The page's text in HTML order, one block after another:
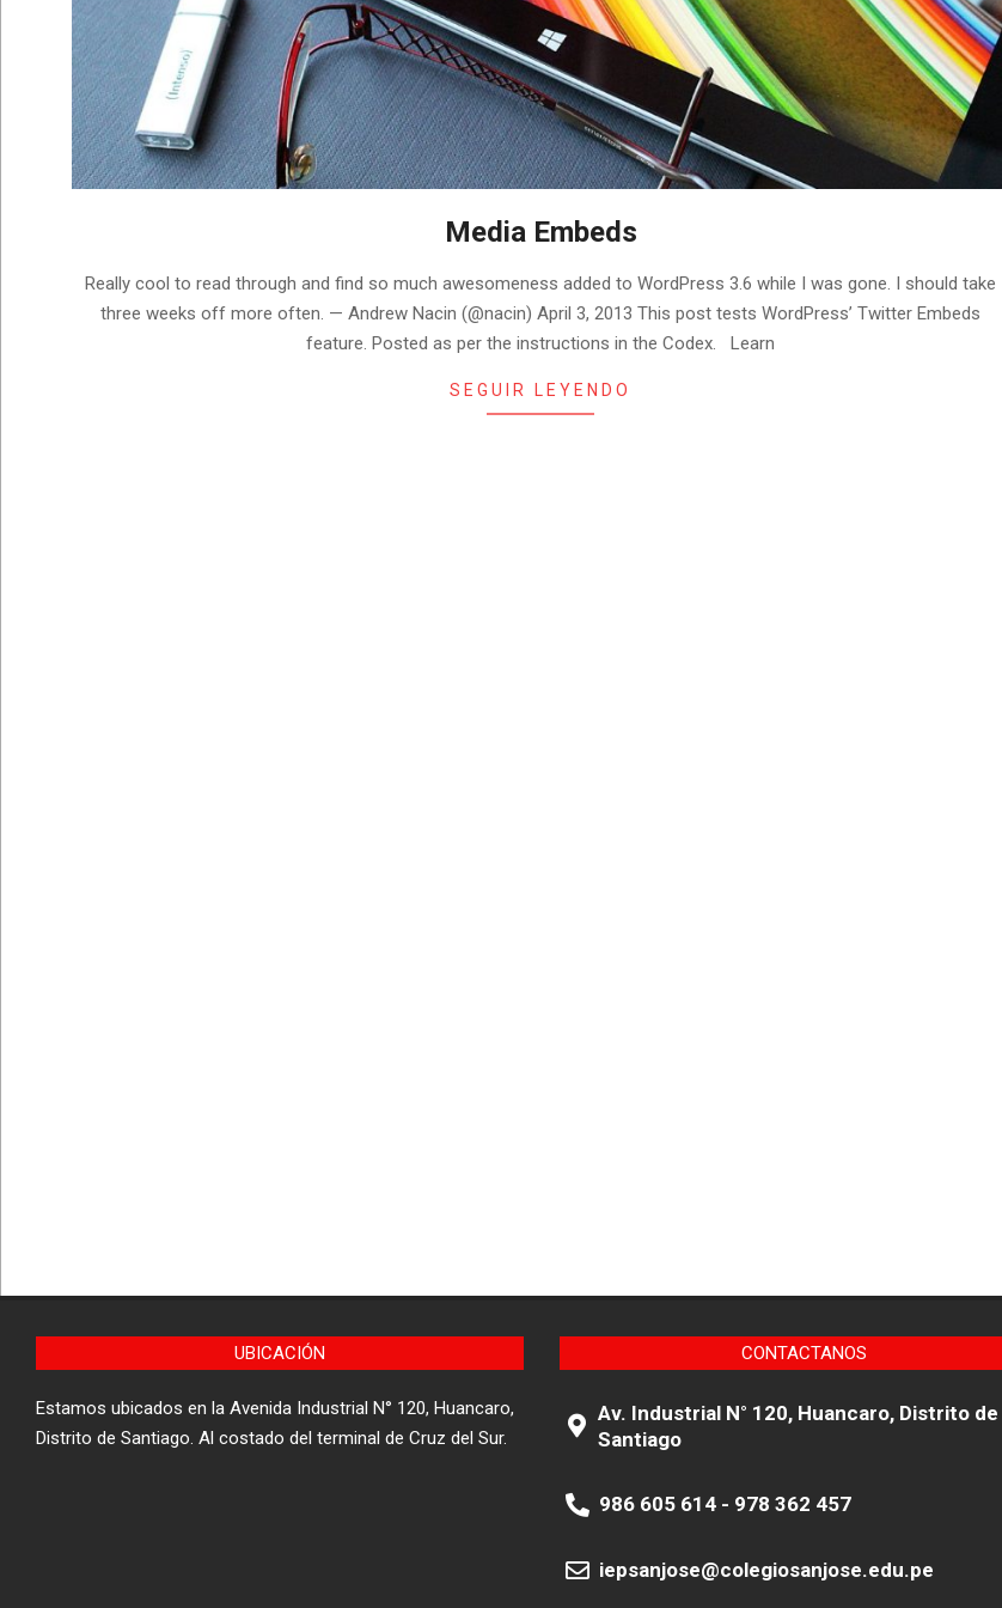
Media Embeds
09-Really cool to read through and find so much awesomeness added to WordPress 3.6 while I was gone. I should take
three weeks off more often. — Andrew Nacin (@nacin) April 3, 2013 This post tests WordPress’ Twitter Embeds
feature. Posted as per the instructions in the Codex. Learn
SEGUIR LEYENDO
UBICACIÓN
Estamos ubicados en la Avenida Industrial N° 120, Huancaro,
Distrito de Santiago. Al costado del terminal de Cruz del Sur.
CONTACTANOS
Av. Industrial N° 120, Huancaro, Distrito de
Santiago
986 605 614 - 978 362 457
iepsanjose@colegiosanjose.edu.pe